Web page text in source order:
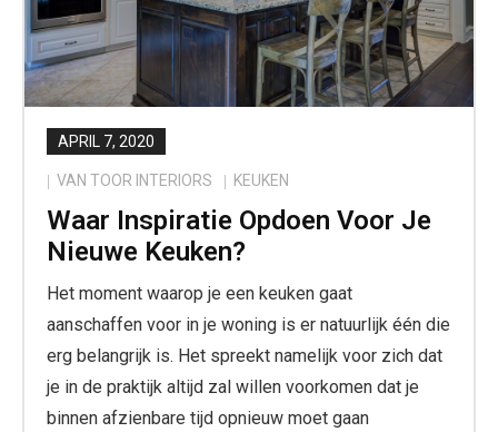
APRIL 7, 2020
VAN TOOR INTERIORS KEUKEN
Waar Inspiratie Opdoen Voor Je
Nieuwe Keuken?
Het moment waarop je een keuken gaat
aanschaffen voor in je woning is er natuurlijk één die
erg belangrijk is. Het spreekt namelijk voor zich dat
je in de praktijk altijd zal willen voorkomen dat je
binnen afzienbare tijd opnieuw moet gaan